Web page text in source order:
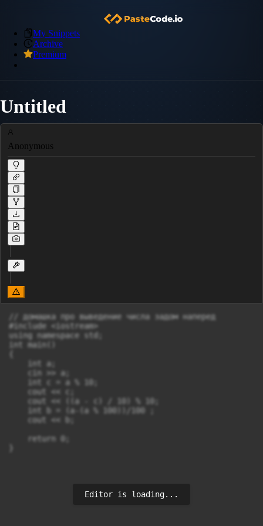
My Snippets
Archive
Premium
Untitled
Anonymous
// домашка про выведение числа задом наперед
#include <iostream>
using namespace std;
int main()
    int a;
    cin >> a;
    int c = a % 10;
    cout << c;
    cout << ((a - c) / 10) % 10;
    int b = (a-(a % 100))/100 ;
    cout << b;
    return 0;
Editor is loading...